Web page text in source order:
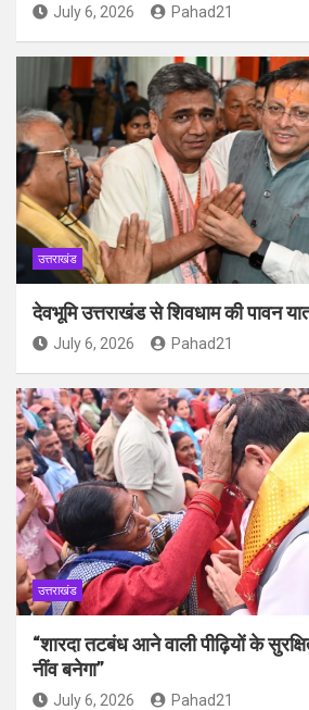
July 6, 2026 Pahad21
उत्तराखंड
देवभूमि उत्तराखंड से शिवधाम की पावन
July 6, 2026 Pahad21
उत्तराखंड
“शारदा तटबंध आने वाली पीढ़ियों के
नींव बनेगा”
July 6, 2026 Pahad21